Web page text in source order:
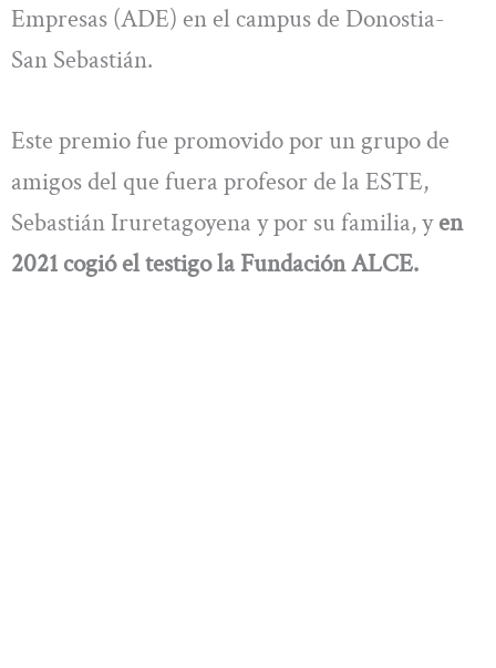
Empresas (ADE) en el campus de Donostia-
San Sebastián.
Este premio fue promovido por un grupo de
amigos del que fuera profesor de la ESTE,
Sebastián Iruretagoyena y por su familia, yen
2021 cogió el testigo la Fundación ALCE.